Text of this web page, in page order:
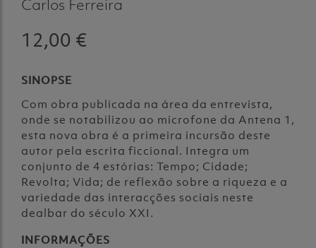
Carlos Ferreira
12,00 €
SINOPSE
Com obra publicada na área da entrevista,
onde se notabilizou ao microfone da Antena 1,
esta nova obra é a primeira incursão deste
autor pela escrita ficcional. Integra um
conjunto de 4 estórias: Tempo; Cidade;
Revolta; Vida; de reflexão sobre a riqueza e a
variedade das interacções sociais neste
dealbar do século XXI.
INFORMAÇÕES